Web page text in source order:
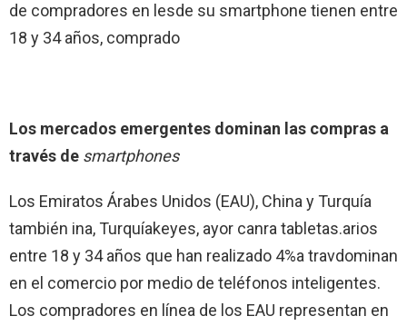
de compradores en lesde su smartphone tienen entre
18 y 34 años, comprado
Los mercados emergentes dominan las compras a
través de smartphones
Los Emiratos Árabes Unidos (EAU), China y Turquía
también ina, Turquíakeyes, ayor canra tabletas.arios
entre 18 y 34 años que han realizado 4%a travdominan
en el comercio por medio de teléfonos inteligentes.
Los compradores en línea de los EAU representan en